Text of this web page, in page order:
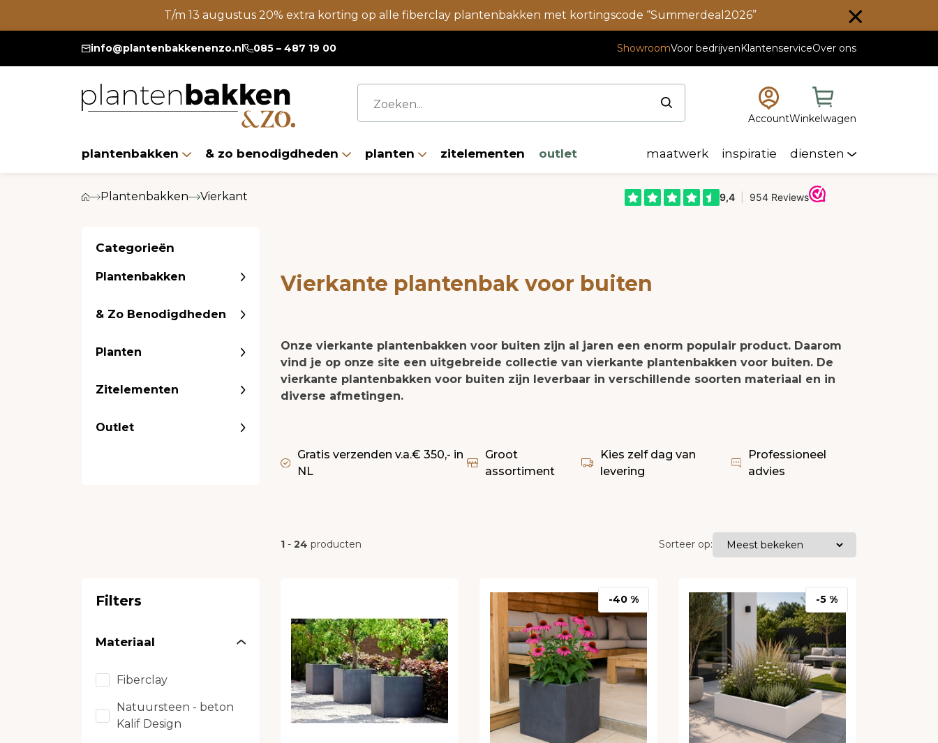
T/m 13 augustus 20% extra korting op alle fiberclay plantenbakken met kortingscode “Summerdeal2026”
info@plantenbakkenenzo.nl 085 – 487 19 00 ShowroomVoor bedrijvenKlantenserviceOver ons
AccountWinkelwagen
plantenbakken & zo benodigdheden planten zitelementen outlet maatwerk inspiratie diensten
Plantenbakken Vierkant
Categorieën
Plantenbakken
& Zo Benodigdheden
Planten
Zitelementen
Outlet
Vierkante plantenbak voor buiten
Onze vierkante plantenbakken voor buiten zijn al jaren een enorm populair product. Daarom
vind je op onze site een uitgebreide collectie van vierkante plantenbakken voor buiten. De
vierkante plantenbakken voor buiten zijn leverbaar in verschillende soorten materiaal en in
diverse afmetingen.
Gratis verzenden v.a.€ 350,- in
NL
Groot
assortiment
Kies zelf dag van
levering
Professioneel
advies
1 - 24 producten Sorteer op:
Filters
Materiaal
Fiberclay
Natuursteen - beton
Kalif Design
-40 % -5 %